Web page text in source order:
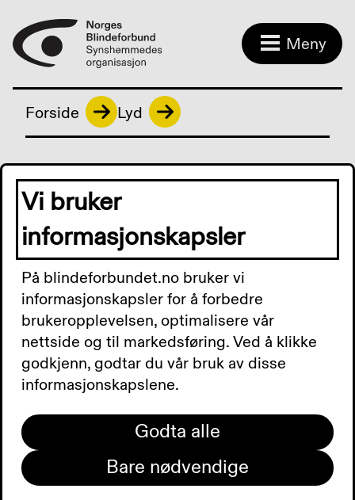
Meny
Forside Lyd
Lyd fra Østfold
Lyd fra Østfold 19. juni
2026: Helgen 12-14 juni
var det landsstyremøte i
Norges Blindeforbund. Nå
starter Norges
Blindeforbunds
sommerleirer for barn og
Synshjelpemidler AS
Vi bruker
informasjonskapsler
På blindeforbundet.no bruker vi
informasjonskapsler for å forbedre
brukeropplevelsen, optimalisere vår
nettside og til markedsføring. Ved å klikke
godkjenn, godtar du vår bruk av disse
informasjonskapslene.
Godta alle
Bare nødvendige